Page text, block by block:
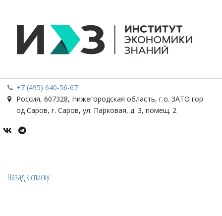
+7 (495) 640-56-67
Россия, 607328, Нижегородская область, г.о. ЗАТО гор
од Саров, г. Саров, ул. Парковая, д. 3, помещ. 2
Назад к списку